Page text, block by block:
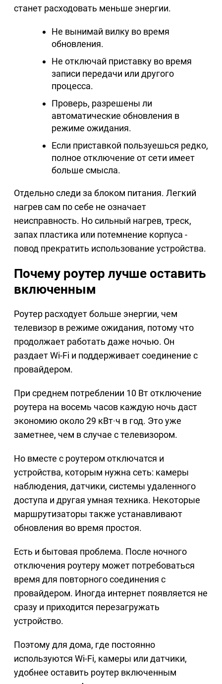
станет расходовать меньше энергии.
Не вынимай вилку во время
обновления.
Не отключай приставку во время
записи передачи или другого
процесса.
Проверь, разрешены ли
автоматические обновления в
режиме ожидания.
Если приставкой пользуешься редко,
полное отключение от сети имеет
больше смысла.
Отдельно следи за блоком питания. Легкий
нагрев сам по себе не означает
неисправность. Но сильный нагрев, треск,
запах пластика или потемнение корпуса -
повод прекратить использование устройства.
Почему роутер лучше оставить
включенным
Роутер расходует больше энергии, чем
телевизор в режиме ожидания, потому что
продолжает работать даже ночью. Он
раздает Wi-Fi и поддерживает соединение с
провайдером.
При среднем потреблении 10 Вт отключение
роутера на восемь часов каждую ночь даст
экономию около 29 кВт·ч в год. Это уже
заметнее, чем в случае с телевизором.
Но вместе с роутером отключатся и
устройства, которым нужна сеть: камеры
наблюдения, датчики, системы удаленного
доступа и другая умная техника. Некоторые
маршрутизаторы также устанавливают
обновления во время простоя.
Есть и бытовая проблема. После ночного
отключения роутеру может потребоваться
время для повторного соединения с
провайдером. Иногда интернет появляется не
сразу и приходится перезагружать
устройство.
Поэтому для дома, где постоянно
используются Wi-Fi, камеры или датчики,
удобнее оставить роутер включенным